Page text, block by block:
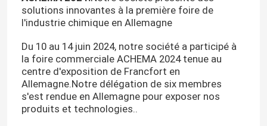
solutions innovantes à la première foire de
l'industrie chimique en Allemagne
Du 10 au 14 juin 2024, notre société a participé à
la foire commerciale ACHEMA 2024 tenue au
centre d'exposition de Francfort en
Allemagne.Notre délégation de six membres
s'est rendue en Allemagne pour exposer nos
produits et technologies..